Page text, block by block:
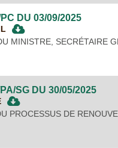
DU 03/09/2025
MINISTRE, SECRÉTAIRE
SG DU 30/05/2025
PROCESSUS DE